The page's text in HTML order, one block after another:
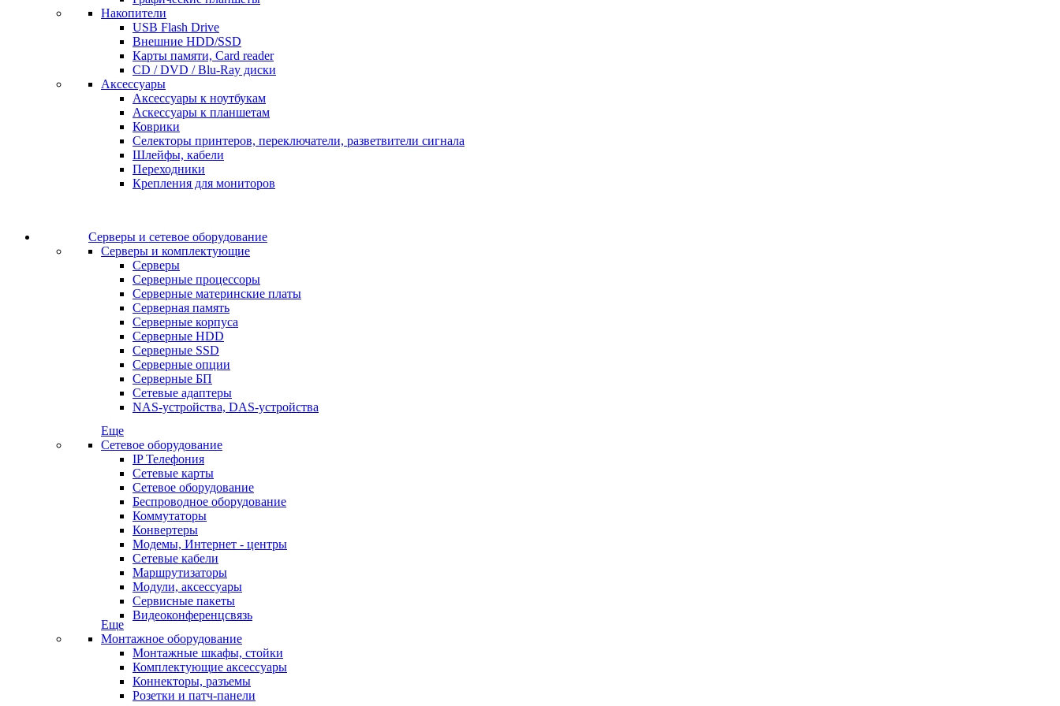
Накопители
USB Flash Drive
Внешние HDD/SSD
Карты памяти, Card reader
CD / DVD / Blu-Ray диски
Аксессуары
Аксессуары к ноутбукам
Аскессуары к планшетам
Коврики
Селекторы принтеров, переключатели, разветвители сигнала
Шлейфы, кабели
Переходники
Крепления для мониторов
Серверы и сетевое оборудование
Серверы и комплектующие
Серверы
Серверные процессоры
Серверные материнские платы
Серверная память
Серверные корпуса
Серверные HDD
Серверные SSD
Серверные опции
Серверные БП
Сетевые адаптеры
NAS-устройства, DAS-устройства
Еще
Сетевое оборудование
IP Телефония
Сетевые карты
Сетевое оборудование
Беспроводное оборудование
Коммутаторы
Конвертеры
Модемы, Интернет - центры
Сетевые кабели
Маршрутизаторы
Модули, аксессуары
Сервисные пакеты
Видеоконференцсвязь
Еще
Монтажное оборудование
Монтажные шкафы, стойки
Комплектующие аксессуары
Коннекторы, разъемы
Розетки и патч-панели